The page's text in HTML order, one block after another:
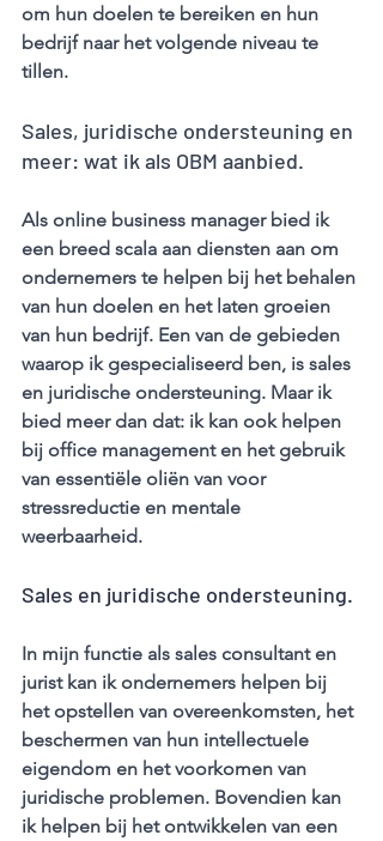
om hun doelen te bereiken en hun
bedrijf naar het volgende niveau te
tillen.
Sales, juridische ondersteuning en
meer: wat ik als OBM aanbied.
Als online business manager bied ik
een breed scala aan diensten aan om
ondernemers te helpen bij het behalen
van hun doelen en het laten groeien
van hun bedrijf. Een van de gebieden
waarop ik gespecialiseerd ben, is sales
en juridische ondersteuning. Maar ik
bied meer dan dat: ik kan ook helpen
bij office management en het gebruik
van essentiële oliën van voor
stressreductie en mentale
weerbaarheid.
Sales en juridische ondersteuning.
In mijn functie als sales consultant en
jurist kan ik ondernemers helpen bij
het opstellen van overeenkomsten, het
beschermen van hun intellectuele
eigendom en het voorkomen van
juridische problemen. Bovendien kan
ik helpen bij het ontwikkelen van een